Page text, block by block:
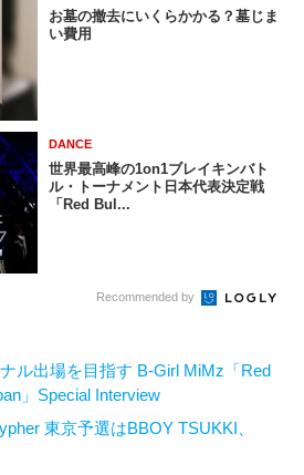
お墓の撤去にいくらかかる？墓じま
い費用
DANCE
世界最高峰の1on1ブレイキンバト
ル・トーナメント日本代表決定戦
「Red Bul...
Recommended by
ル出場を目指す B-Girl MiMz「Red
」Special Interview
東京予選はBBOY TSUKKI、